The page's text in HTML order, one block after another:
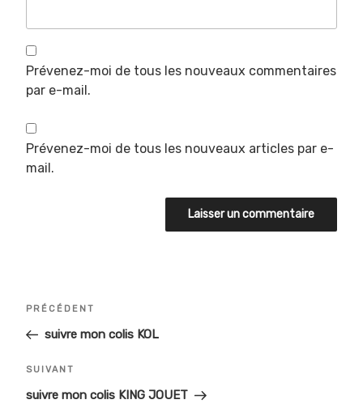
Prévenez-moi de tous les nouveaux commentaires
par e-mail.
Prévenez-moi de tous les nouveaux articles par e-
mail.
Navigation
de
l’article
Article
précédent
PRÉCÉDENT
suivre mon colis KOL
Article
suivant
SUIVANT
suivre mon colis KING JOUET